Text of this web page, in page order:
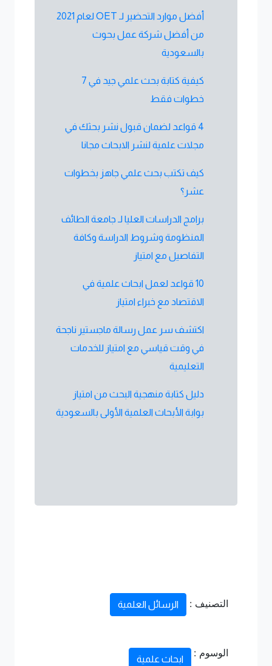
أفضل موارد التحضير لـ OET لعام 2021
من أفضل شركة عمل بحوث
بالسعودية
كيفية كتابة بحث علمي جيد في 7
خطوات فقط
4 قواعد لضمان قبول نشر بحثك في
مجلات علمية لنشر الابحاث مجانا
كيف تكتب بحث علمي جاهز بخطوات
عشر؟
برامج الدراسات العليا لـ جامعة الطائف
المنظومة وشروط الدراسة وكافة
التفاصيل مع امتياز
10 قواعد لعمل ابحاث علمية في
الاقتصاد مع خبراء امتياز
اكتشف سر عمل رسالة ماجستير ناجحة
في وقت قياسي مع امتياز للخدمات
التعليمية
دليل كتابة منهجية البحث من امتياز
بوابة الأبحاث العلمية الأولى بالسعودية
التصنيف : الرسائل العلمية
الوسوم :
ابحاث علمية